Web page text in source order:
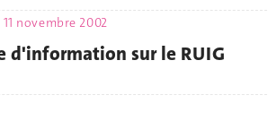
11 novembre 2002
d'information sur le RUIG